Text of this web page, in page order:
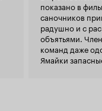
показано в
саночников
радушно и с
объятьями.
команд даже
Ямайки